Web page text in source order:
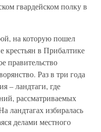
гвардейском полку в
на которую пошел
крестьян в Прибалтике
правительство
Раз в три года
– ландтаги, где
рассматриваемых
ландтагах избиралась
делами местного